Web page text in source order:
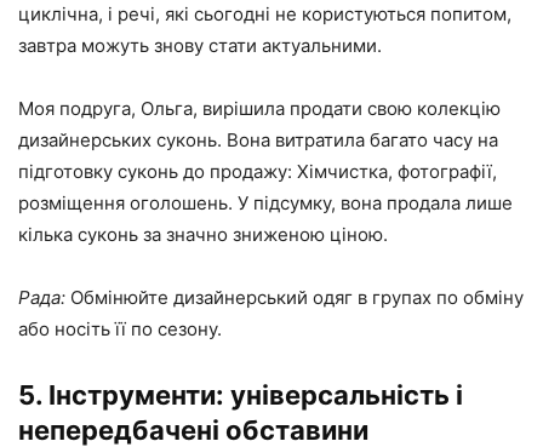
циклічна, і речі, які сьогодні не користуються попитом,
завтра можуть знову стати актуальними.
Моя подруга, Ольга, вирішила продати свою колекцію
дизайнерських суконь. Вона витратила багато часу на
підготовку суконь до продажу: Хімчистка, фотографії,
розміщення оголошень. У підсумку, вона продала лише
кілька суконь за значно зниженою ціною.
Рада: Обмінюйте дизайнерський одяг в групах по обміну
або носіть її по сезону.
5. Інструменти: універсальність і
непередбачені обставини